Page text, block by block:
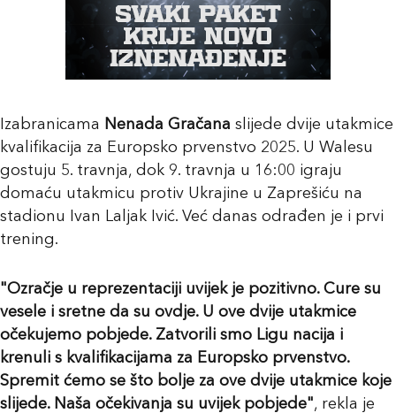
Izabranicama Nenada Gračana slijede dvije utakmice
kvalifikacija za Europsko prvenstvo 2025. U Walesu
gostuju 5. travnja, dok 9. travnja u 16:00 igraju
domaću utakmicu protiv Ukrajine u Zaprešiću na
stadionu Ivan Laljak Ivić. Već danas odrađen je i prvi
trening.
"Ozračje u reprezentaciji uvijek je pozitivno. Cure su
vesele i sretne da su ovdje. U ove dvije utakmice
očekujemo pobjede. Zatvorili smo Ligu nacija i
krenuli s kvalifikacijama za Europsko prvenstvo.
Spremit ćemo se što bolje za ove dvije utakmice koje
slijede. Naša očekivanja su uvijek pobjede", rekla je